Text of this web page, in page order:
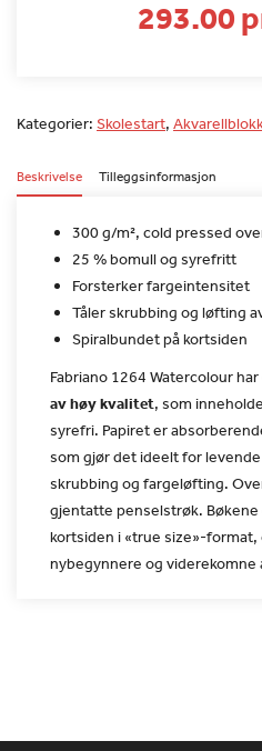
293.00
Kategorier: Skolestart,
Beskrivelse Tilleggsinformasjon
300 g/m², cold pressed
25 % bomull og syrefritt
Forsterker fargeintensitet
Tåler skrubbing og løfting
Spiralbundet på kortsiden
Fabriano 1264 Watercolour har
avhøy kvalitet, som
syrefri. Papiret er
som gjør det ideeltfor
skrubbing og fargeløfting.
gjentatte penselstrøk. Bøkene
kortsiden i «true size»-
nybegynnere og viderekomne